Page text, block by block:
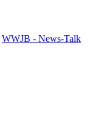
WWJB - News-Talk